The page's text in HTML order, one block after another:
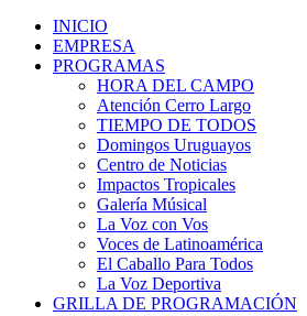
INICIO
EMPRESA
PROGRAMAS
HORA DEL CAMPO
Atención Cerro Largo
TIEMPO DE TODOS
Domingos Uruguayos
Centro de Noticias
Impactos Tropicales
Galería Músical
La Voz con Vos
Voces de Latinoamérica
El Caballo Para Todos
La Voz Deportiva
GRILLA DE PROGRAMACIÓN